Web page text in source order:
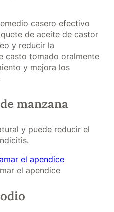
casero efectivo
de aceite de castor
y reducir la
casto tomado oralmente
y mejora los
manzana
y puede reducir el
el apendice